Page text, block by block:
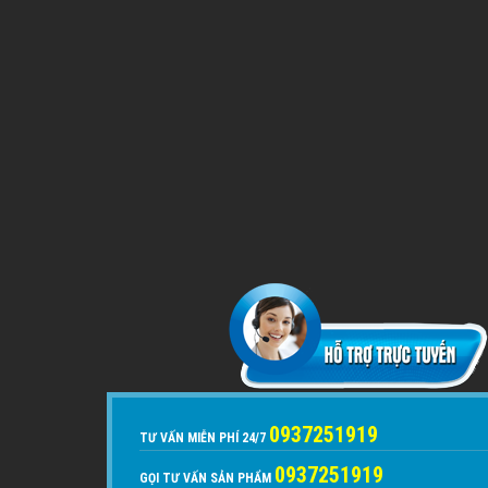
TƯ VẤN MIỄN PHÍ 24/7 0937251919
GỌI TƯ VẤN SẢN PHẨM 0937251919